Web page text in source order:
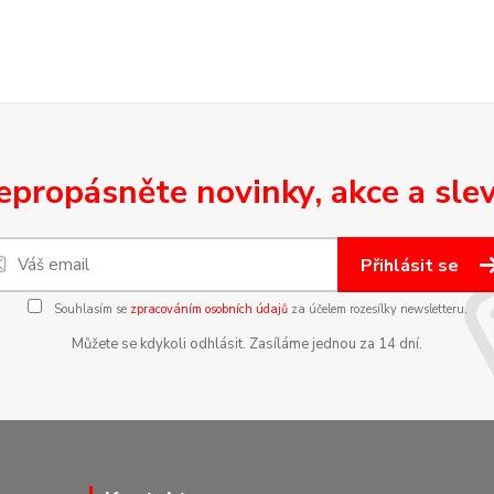
novinky, akce a
Přihlásit se
Souhlasím se zpracováním osobních údajůza účelem rozesílky newsletteru.
Můžete se kdykoli odhlásit. Zasíláme jednou za 14 dní.